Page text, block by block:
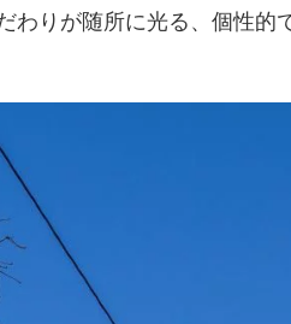
わりが随所に光る、個性的